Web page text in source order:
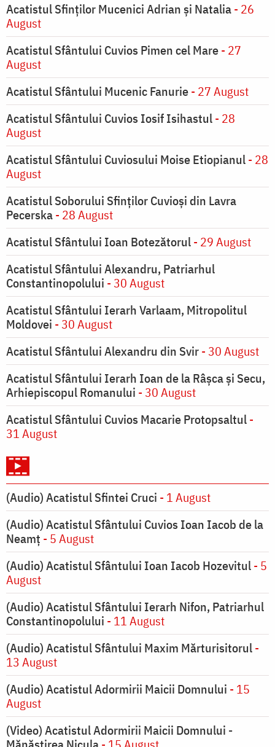
Acatistul Sfinților Mucenici Adrian și Natalia- 26
August
Acatistul Sfântului Cuvios Pimen cel Mare- 27
August
Acatistul Sfântului Mucenic Fanurie- 27 August
Acatistul Sfântului Cuvios Iosif Isihastul- 28
August
Acatistul Sfântului Cuviosului Moise Etiopianul- 28
August
Acatistul Soborului Sfinților Cuvioși din Lavra
Pecerska- 28 August
Acatistul Sfântului Ioan Botezătorul- 29 August
Acatistul Sfântului Alexandru, Patriarhul
Constantinopolului - 30 August
Acatistul Sfântului Ierarh Varlaam, Mitropolitul
Moldovei - 30 August
Acatistul Sfântului Alexandru din Svir- 30 August
Acatistul Sfântului Ierarh Ioan de la Râşca şi Secu,
Arhiepiscopul Romanului - 30 August
Acatistul Sfântului Cuvios Macarie Protopsaltul-
31 August
(Audio) Acatistul Sfintei Cruci - 1 August
(Audio) Acatistul Sfântului Cuvios Ioan Iacob de la
Neamț - 5 August
(Audio) Acatistul Sfântului Ioan Iacob Hozevitul- 5
August
(Audio) Acatistul Sfântului Ierarh Nifon, Patriarhul
Constantinopolului - 11 August
(Audio) Acatistul Sfântului Maxim Mărturisitorul-
13 August
(Audio) Acatistul Adormirii Maicii Domnului - 15
August
(Video) Acatistul Adormirii Maicii Domnului -